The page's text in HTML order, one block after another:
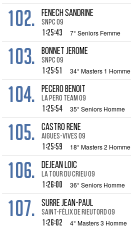
102. FENECH Sandrine
SNPC 09
1:25:43 7° Seniors Femme
103. BONNET Jerome
SNPC 09
1:25:51 34° Masters 1 Homme
104. PECERO Benoit
La Pero Team 09
1:25:54 35° Seniors Homme
105. CASTRO Rene
Aigues-Vives 09
1:25:59 18° Masters 2 Homme
106. DEJEAN Loic
La Tour du Crieu 09
1:26:00 36° Seniors Homme
107. SURRE Jean-Paul
Saint-Félix de Rieutord 09
1:26:02 4° Masters 3 Homme